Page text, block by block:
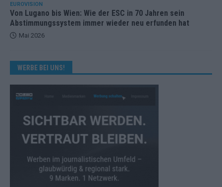
EUROVISION
Von Lugano bis Wien: Wie der ESC in 70 Jahren sein
Abstimmungssystem immer wieder neu erfunden hat
Mai 2026
WERBE BEI UNS!